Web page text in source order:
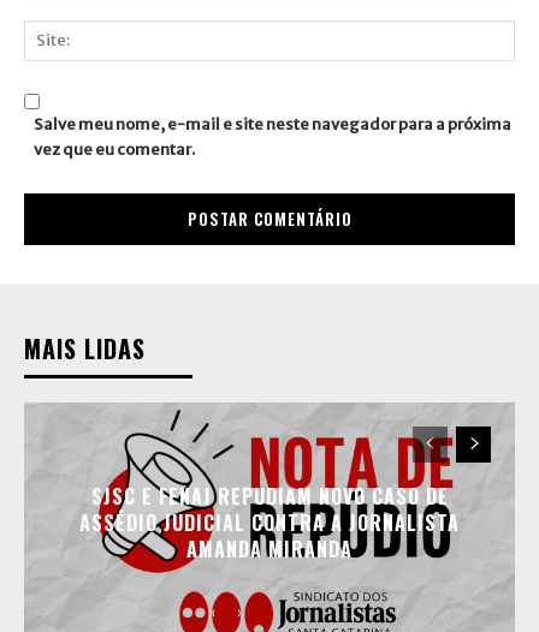
mail:*
Salve meu nome, e-mail e site neste navegador para a próxima
vez que eu comentar.
MAIS LIDAS
SJSC E FENAJ REPUDIAM NOVO CASO DE
ASSÉDIO JUDICIAL CONTRA A JORNALISTA
AMANDA MIRANDA